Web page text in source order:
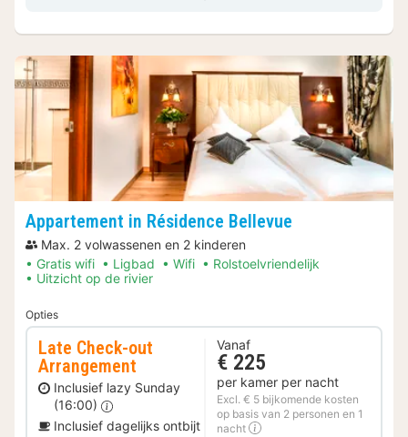
Appartement in Résidence Bellevue
Max. 2 volwassenen en 2 kinderen
Gratis wifi
Ligbad Wifi
Rolstoelvriendelijk
Uitzicht op de rivier
Opties
Late Check-out
Arrangement
Inclusief lazy Sunday
(16:00)
Inclusief dagelijks ontbijt
Vanaf
€ 225
per kamer per nacht
Excl. € 5 bijkomende kosten
op basis van 2 personen en 1
nacht